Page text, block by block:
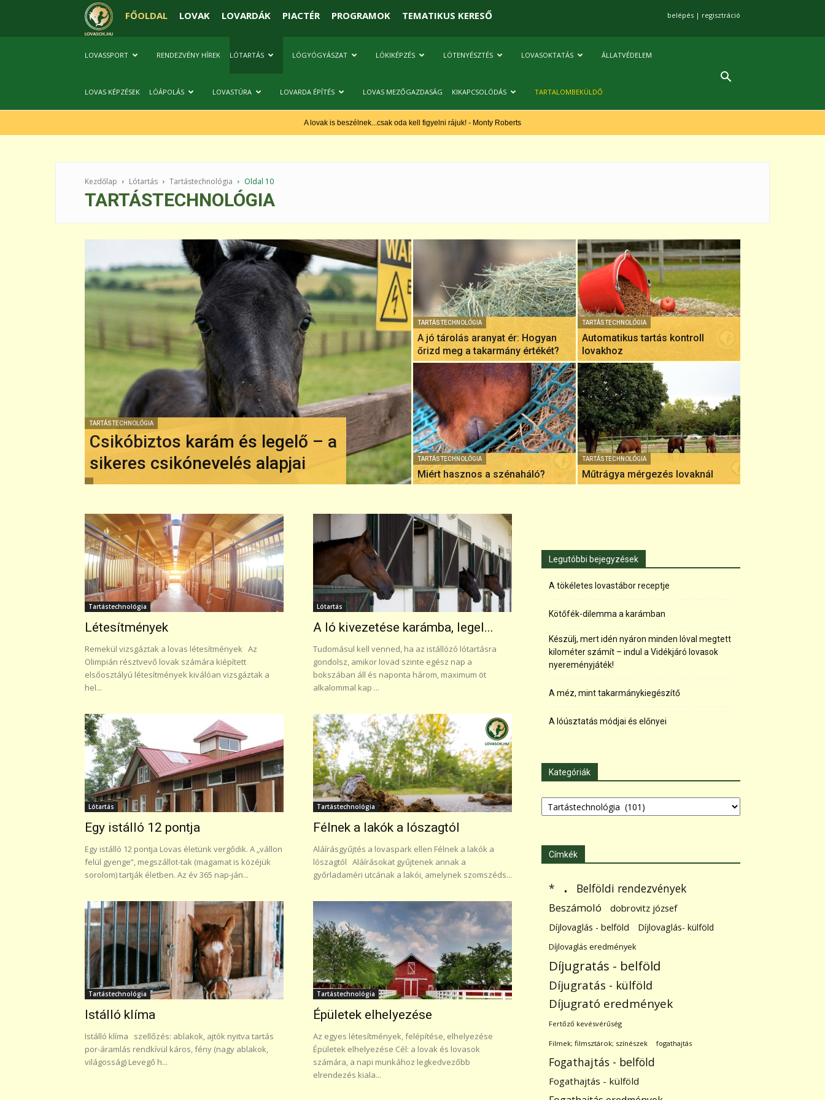
FŐOLDAL LOVAK LOVARDÁK PIACTÉR PROGRAMOK TEMATIKUS KERESŐ belépés | regisztráció
LOVASSPORT RENDEZVÉNY HÍREK LÓTARTÁS LÓGYÓGYÁSZAT LÓKIKÉPZÉS LÓTENYÉSZTÉS LOVASOKTATÁS ÁLLATVÉDELEM
LOVAS KÉPZÉSEK LÓÁPOLÁS LOVASTÚRA LOVARDA ÉPÍTÉS LOVAS MEZŐGAZDASÁG KIKAPCSOLÓDÁS TARTALOMBEKÜLDŐ
A lovak is beszélnek...csak oda kell figyelni rájuk! - Monty Roberts
Kezdőlap Lótartás Tartástechnológia Oldal 10
TARTÁSTECHNOLÓGIA
TARTÁSTECHNOLÓGIA
Csikóbiztos karám és legelő – a
sikeres csikónevelés alapjai
TARTÁSTECHNOLÓGIA
A jó tárolás aranyat ér: Hogyan
őrizd meg a takarmány értékét?
TARTÁSTECHNOLÓGIA
Automatikus tartás kontroll
lovakhoz
TARTÁSTECHNOLÓGIA
Miért hasznos a szénaháló?
TARTÁSTECHNOLÓGIA
Műtrágya mérgezés lovaknál
Tartástechnológia
Létesítmények
Remekül vizsgáztak a lovas létesítmények Az
Olimpián résztvevő lovak számára kiépített
elsőosztályú létesítmények kiválóan vizsgáztak a
hel...
Lótartás
A ló kivezetése karámba, legel...
Tudomásul kell venned, ha az istállózó lótartásra
gondolsz, amikor lovad szinte egész nap a
bokszában áll és naponta három, maximum öt
alkalommal kap ...
Lótartás
Egy istálló 12 pontja
Egy istálló 12 pontja Lovas életünk vergődik. A „vállon
felül gyenge”, megszállot-tak (magamat is közéjük
sorolom) tartják életben. Az év 365 nap-ján...
Tartástechnológia
Félnek a lakók a lószagtól
Aláírásgyűjtés a lovaspark ellen Félnek a lakók a
lószagtól Aláírásokat gyűjtenek annak a
győrladaméri utcának a lakói, amelynek szomszéds...
Tartástechnológia
Istálló klíma
Istálló klíma szellőzés: ablakok, ajtók nyitva tartás
por-áramlás rendkívül káros, fény (nagy ablakok,
világosság) Levegő h...
Tartástechnológia
Épületek elhelyezése
Az egyes létesítmények, felépítése, elhelyezése
Épületek elhelyezése Cél: a lovak és lovasok
számára, a napi munkához legkedvezőbb
elrendezés kiala...
Legutóbbi bejegyzések
A tökéletes lovastábor receptje
Kötőfék-dilemma a karámban
Készülj, mert idén nyáron minden lóval megtett
kilométer számít – indul a Vidékjáró lovasok
nyereményjáték!
A méz, mint takarmánykiegészítő
A lóúsztatás módjai és előnyei
Kategóriák
Kategóriák
Címkék
* . Belföldi rendezvények
Beszámoló dobrovitz józsef
Díjlovaglás - belföld Díjlovaglás- külföld
Díjlovaglás eredmények
Díjugratás - belföld
Díjugratás - külföld
Díjugrató eredmények
Fertőző kevésvérűség
Filmek; filmsztárok; színészek fogathajtás
Fogathajtás - belföld
Fogathajtás - külföld